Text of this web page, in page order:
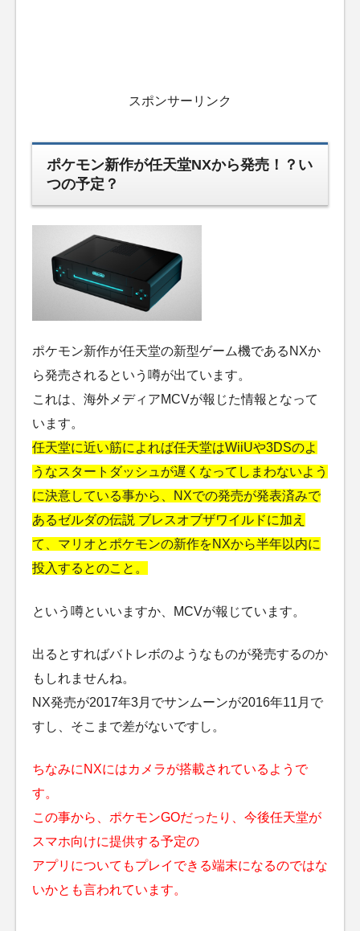
スポンサーリンク
ポケモン新作が任天堂NXから発売！？い
つの予定？
ポケモン新作が任天堂の新型ゲーム機であるNXか
ら発売されるという噂が出ています。
これは、海外メディアMCVが報じた情報となって
います。
任天堂に近い筋によれば任天堂はWiiUや3DSのよ
うなスタートダッシュが遅くなってしまわないよう
に決意している事から、NXでの発売が発表済みで
あるゼルダの伝説 ブレスオブザワイルドに加え
て、マリオとポケモンの新作をNXから半年以内に
投入するとのこと。
という噂といいますか、MCVが報じています。
出るとすればバトレボのようなものが発売するのか
もしれませんね。
NX発売が2017年3月でサンムーンが2016年11月で
すし、そこまで差がないですし。
ちなみにNXにはカメラが搭載されているようで
す。
この事から、ポケモンGOだったり、今後任天堂が
スマホ向けに提供する予定の
アプリについてもプレイできる端末になるのではな
いかとも言われています。